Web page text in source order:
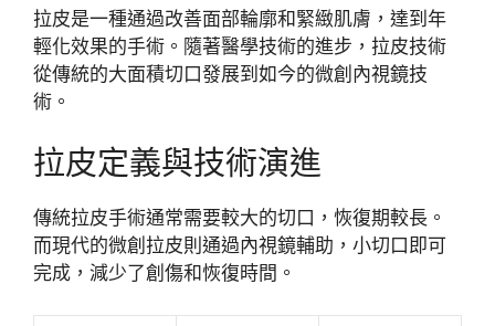
拉皮是一種通過改善面部輪廓和緊緻肌膚，達到年
輕化效果的手術。隨著醫學技術的進步，拉皮技術
從傳統的大面積切口發展到如今的微創內視鏡技
術。
拉皮定義與技術演進
傳統拉皮手術通常需要較大的切口，恢復期較長。
而現代的微創拉皮則通過內視鏡輔助，小切口即可
完成，減少了創傷和恢復時間。